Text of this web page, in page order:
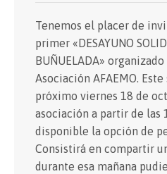
Tenemos el placer de
primer «DESAYUNO
BUÑUELADA»
Asociación AFAEMO.
próximo viernes 18 de
asociación a partir de las
disponible la opción de
Consistirá en compartir
durante esa mañana